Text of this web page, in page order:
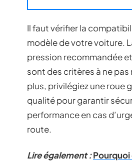
Il faut vérifier la
modèle de votre voiture.
pression recommandée
sont des critères à ne pas
plus, privilégiez une roue
qualité pour garantir
performance en cas
route.
Lire également :Pourquoi